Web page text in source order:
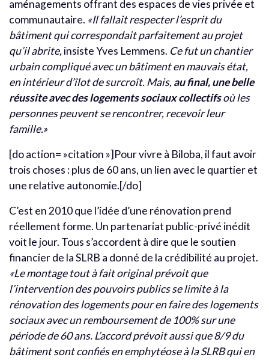
aménagements offrant des espaces de vies privée et
communautaire. «Il fallait respecter l’esprit du
bâtiment qui correspondait parfaitement au projet
qu’il abrite,insiste Yves Lemmens. Ce fut un chantier
urbain compliqué avec un bâtiment en mauvais état,
en intérieur d’îlot de surcroît. Mais,au final, une belle
réussite avec des logements sociaux collectifsoù les
personnes peuvent se rencontrer, recevoir leur
famille.»
[do action= »citation »]Pour vivre à Biloba, il faut avoir
trois choses : plus de 60 ans, un lien avec le quartier et
une relative autonomie.[/do]
C’est en 2010 que l’idée d’une rénovation prend
réellement forme. Un partenariat public-privé inédit
voit le jour. Tous s’accordent à dire que le soutien
financier de la SLRB a donné de la crédibilité au projet.
«Le montage tout à fait original prévoit que
l’intervention des pouvoirs publics se limite à la
rénovation des logements pour en faire des logements
sociaux avec un remboursement de 100% sur une
période de 60 ans. L’accord prévoit aussi que 8/9 du
bâtiment sont confiés en emphytéose à la SLRB qui en